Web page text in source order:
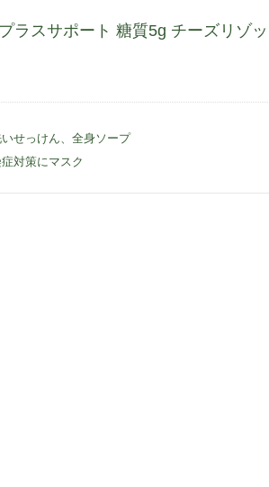
ラスサポート 糖質5g チーズリゾ
いせっけん、全身ソープ
対策にマスク